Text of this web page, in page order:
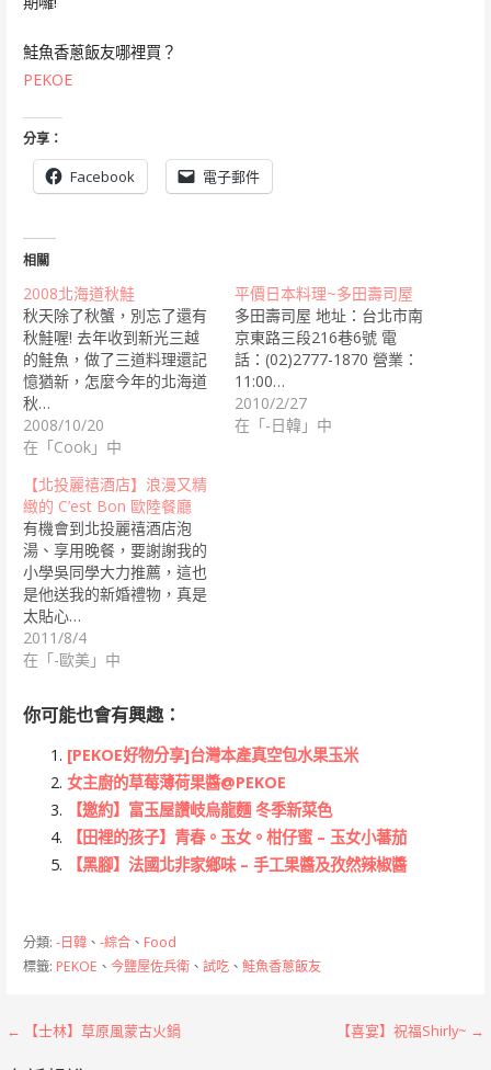
鮭魚香蔥飯友哪裡買？
PEKOE
分享：
Facebook 電子郵件
相關
2008北海道秋鮭
秋天除了秋蟹，別忘了還有
秋鮭喔! 去年收到新光三越
的鮭魚，做了三道料理還記
憶猶新，怎麼今年的北海道
秋…
2008/10/20
在「Cook」中
平價日本料理~多田壽司屋
多田壽司屋 地址：台北市南
京東路三段216巷6號 電
話：(02)2777-1870 營業：
11:00…
2010/2/27
在「-日韓」中
【北投麗禧酒店】浪漫又精
緻的 C’est Bon 歐陸餐廳
有機會到北投麗禧酒店泡
湯、享用晚餐，要謝謝我的
小學吳同學大力推薦，這也
是他送我的新婚禮物，真是
太貼心…
2011/8/4
在「-歐美」中
你可能也會有興趣：
[PEKOE好物分享]台灣本產真空包水果玉米
女主廚的草莓薄荷果醬@PEKOE
【邀約】富玉屋讚岐烏龍麵 冬季新菜色
【田裡的孩子】青春。玉女。柑仔蜜 – 玉女小蕃茄
【黑腳】法國北非家鄉味 – 手工果醬及孜然辣椒醬
分類: -日韓、 -綜合、 Food
標籤: PEKOE 、 今鹽屋佐兵衛、 試吃、 鮭魚香蔥飯友
文
← 【士林】草原風蒙古火鍋 【喜宴】祝福Shirly~ →